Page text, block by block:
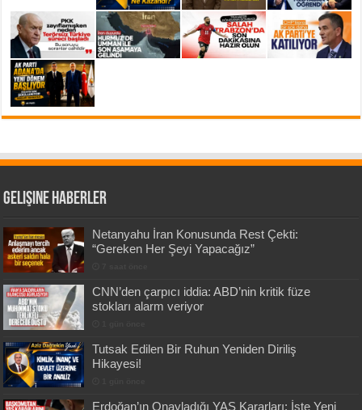
Gelişine Haberler
Netanyahu İran Konusunda Rest Çekti:
“Gereken Her Şeyi Yapacağız”
CNN’den çarpıcı iddia: ABD’nin kritik füze
stokları alarm veriyor
Tutsak Edilen Bir Ruhun Yeniden Diriliş
Hikayesi!
Erdoğan’ın Onayladığı YAŞ Kararları: İşte Yeni